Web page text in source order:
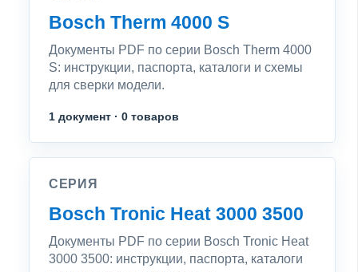
Bosch Therm 4000 S
Документы PDF по серии Bosch Therm 4000
S: инструкции, паспорта, каталоги и схемы
для сверки модели.
1 документ · 0 товаров
СЕРИЯ
Bosch Tronic Heat 3000 3500
Документы PDF по серии Bosch Tronic Heat
3000 3500: инструкции, паспорта, каталоги